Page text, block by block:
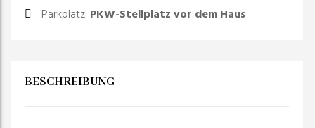
Parkplatz: PKW-Stellplatz vor dem Haus
BESCHREIBUNG